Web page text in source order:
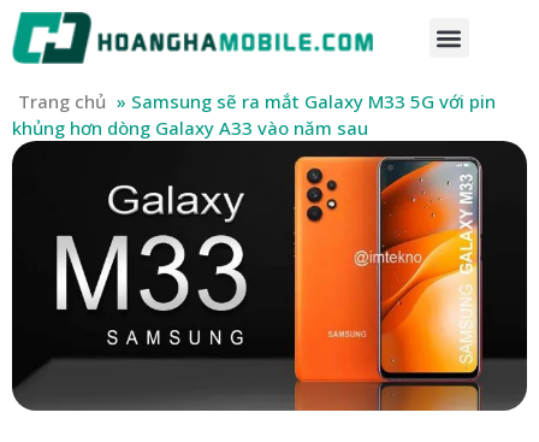
Trang chủ » Samsung sẽ ra mắt Galaxy M33 5G với pin
khủng hơn dòng Galaxy A33 vào năm sau